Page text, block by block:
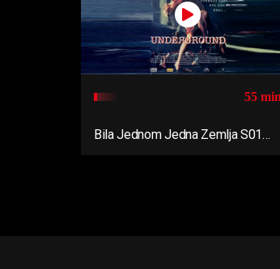
55 min
Bila Jednom Jedna Zemlja S01